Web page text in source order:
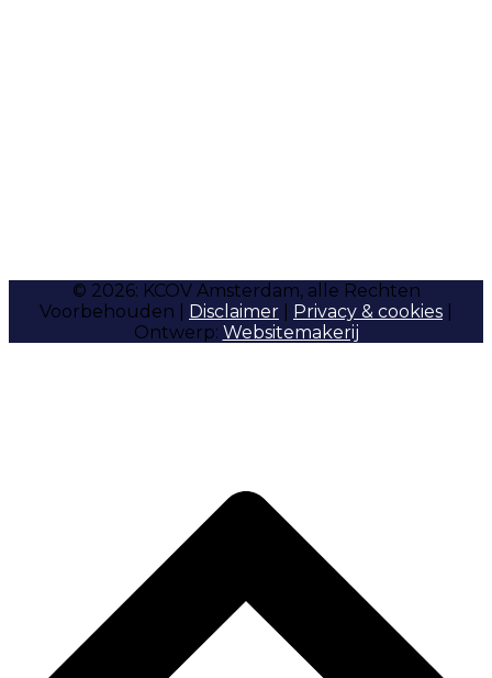
© 2026: KCOV Amsterdam, alle Rechten
Voorbehouden | Disclaimer Privacy & cookies
Ontwerp: Websitemakerij